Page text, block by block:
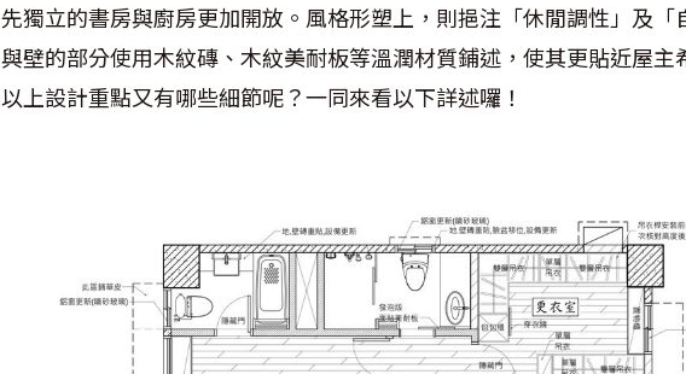
先獨立的書房與廚房更加開放。風格形塑上，則挹注「休閒調性」及「
與壁的部分使用木紋磚、木紋美耐板等溫潤材質鋪述，使其更貼近屋主
以上設計重點又有哪些細節呢？一同來看以下詳述囉！